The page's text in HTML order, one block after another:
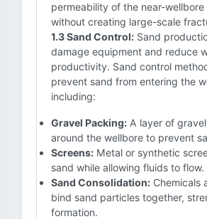
permeability of the near-
without creating large-scale
1.3 Sand Control: Sand
damage equipment and reduce
productivity. Sand control
prevent sand from entering the
including:
Gravel Packing: A layer of
around the wellbore to prevent
Screens: Metal or synthetic
sand while allowing fluids to flow.
Sand Consolidation: Chemicals
bind sand particles together,
formation.